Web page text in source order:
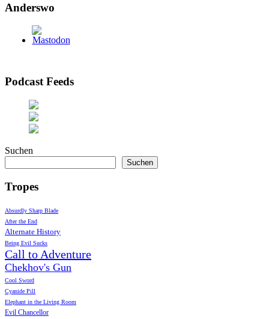
Anderswo
Podcast Feeds
Suchen
Suchen
Tropes
Absurdly Sharp Blade
After the End
Alternate History
Being Evil Sucks
Call to Adventure
Chekhov's Gun
Cool Sword
Cyanide Pill
Elephant in the Living Room
Evil Chancellor